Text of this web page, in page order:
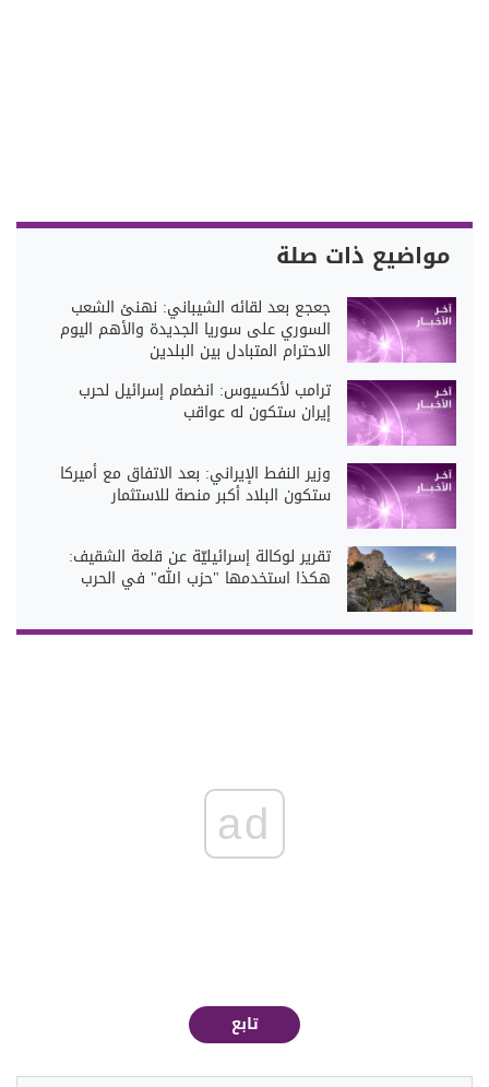
مواضيع ذات صلة
جعجع بعد لقائه الشيباني: نهنئ الشعب
السوري على سوريا الجديدة والأهم اليوم
الاحترام المتبادل بين البلدين
ترامب لأكسيوس: انضمام إسرائيل لحرب
إيران ستكون له عواقب
وزير النفط الإيراني: بعد الاتفاق مع أميركا
ستكون البلاد أكبر منصة للاستثمار
تقرير لوكالة إسرائيليّة عن قلعة الشقيف:
هكذا استخدمها "حزب الله" في الحرب
ad
تابع